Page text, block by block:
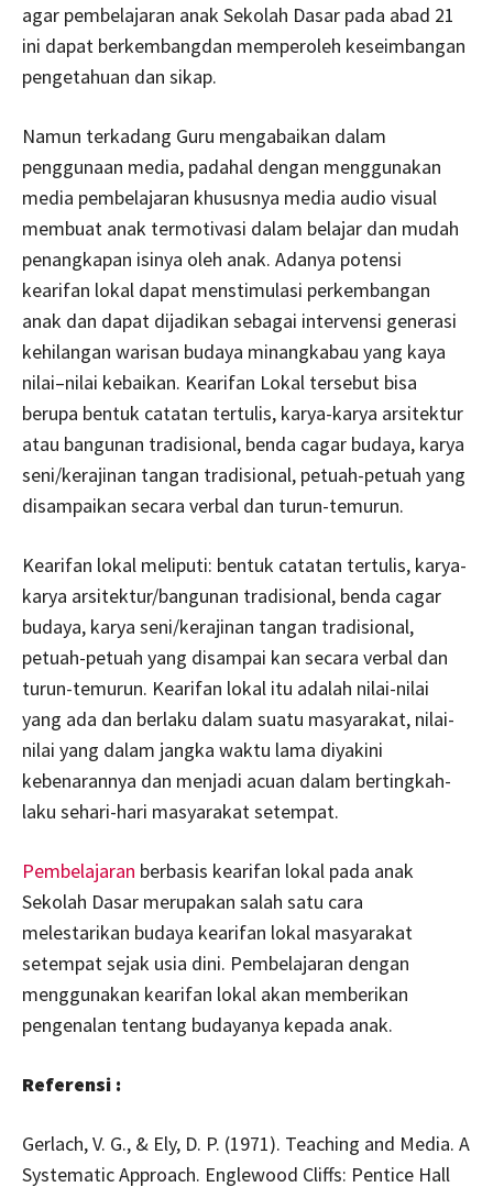
agar pembelajaran anak Sekolah Dasar pada abad 21
ini dapat berkembangdan memperoleh keseimbangan
pengetahuan dan sikap.
Namun terkadang Guru mengabaikan dalam
penggunaan media, padahal dengan menggunakan
media pembelajaran khususnya media audio visual
membuat anak termotivasi dalam belajar dan mudah
penangkapan isinya oleh anak. Adanya potensi
kearifan lokal dapat menstimulasi perkembangan
anak dan dapat dijadikan sebagai intervensi generasi
kehilangan warisan budaya minangkabau yang kaya
nilai–nilai kebaikan. Kearifan Lokal tersebut bisa
berupa bentuk catatan tertulis, karya-karya arsitektur
atau bangunan tradisional, benda cagar budaya, karya
seni/kerajinan tangan tradisional, petuah-petuah yang
disampaikan secara verbal dan turun-temurun.
Kearifan lokal meliputi: bentuk catatan tertulis, karya-
karya arsitektur/bangunan tradisional, benda cagar
budaya, karya seni/kerajinan tangan tradisional,
petuah-petuah yang disampai kan secara verbal dan
turun-temurun. Kearifan lokal itu adalah nilai-nilai
yang ada dan berlaku dalam suatu masyarakat, nilai-
nilai yang dalam jangka waktu lama diyakini
kebenarannya dan menjadi acuan dalam bertingkah-
laku sehari-hari masyarakat setempat.
Pembelajaran berbasis kearifan lokal pada anak
Sekolah Dasar merupakan salah satu cara
melestarikan budaya kearifan lokal masyarakat
setempat sejak usia dini. Pembelajaran dengan
menggunakan kearifan lokal akan memberikan
pengenalan tentang budayanya kepada anak.
Referensi :
Gerlach, V. G., & Ely, D. P. (1971). Teaching and Media. A
Systematic Approach. Englewood Cliffs: Pentice Hall